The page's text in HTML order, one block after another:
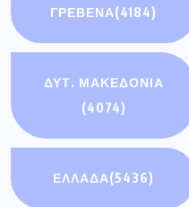
ΓΡΕΒΕΝΑ(4184)
ΔΥΤ. ΜΑΚΕΔΟΝΙΑ
(4074)
ΕΛΛΑΔΑ(5436)